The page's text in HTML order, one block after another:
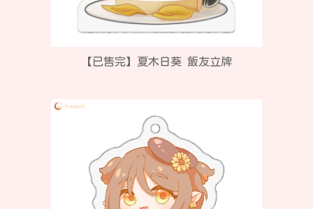
【已售完】夏木日葵 飯友立牌